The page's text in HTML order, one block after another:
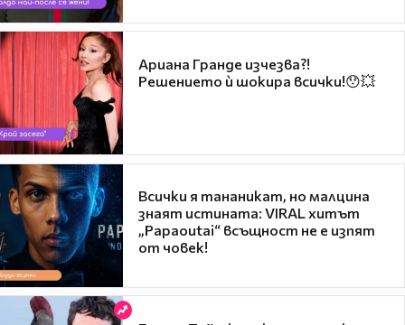
Ариана Гранде изчезва?!
Решението ѝ шокира всички!😯💥
Всички я тананикат, но малцина
знаят истината: VIRAL хитът
„Papaoutai“ всъщност не е изпят
от човек!